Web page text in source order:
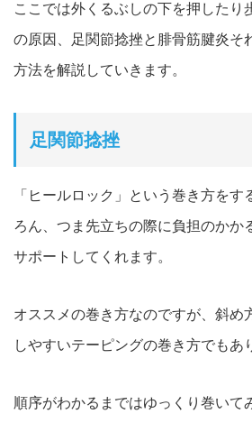
ここでは外くるぶしの下を押したり
の原因、
足関節捻挫と腓骨筋腱炎そ
方法を解説していきます。
足関節捻挫
「ヒールロック」という巻き方をす
ろん、つま先立ちの際に負担のかか
サポートしてくれます。
オススメの巻き方なのですが、斜め
しやすいテーピングの巻き方でもあ
順序がわかるまではゆっくり巻いて